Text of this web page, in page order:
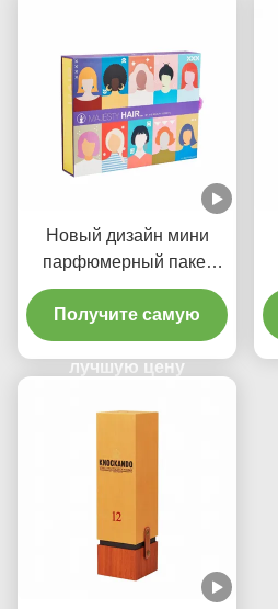
Новый дизайн мини
парфюмерный пакет
жесткий красочный
ящик ленточный ящик
пластиковый поднос
Получите самую
лучшую цену